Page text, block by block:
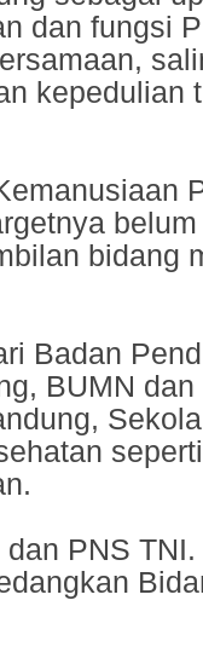
dan fungsi
kepedulian
bidang
Badan
BUMN
PNS